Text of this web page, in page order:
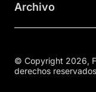
Archivo
© Copyright 2026,
derechos